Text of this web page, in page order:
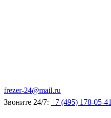
frezer-24@mail.ru
Звоните 24/7: +7 (495) 178-05-41